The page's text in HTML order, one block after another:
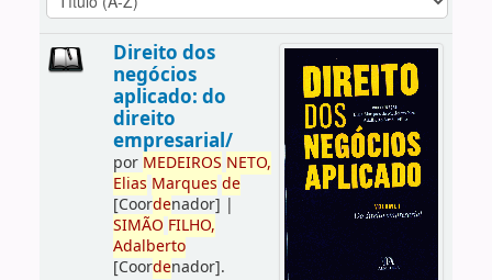
Direito dos
negócios
aplicado: do
direito
empresarial/
por MEDEIROS NETO,
Elias Marques de
[Coordenador] |
SIMÃO FILHO,
Adalberto
[Coordenador].